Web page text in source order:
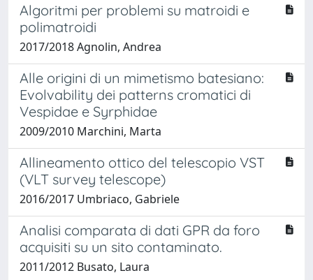
Algoritmi per problemi su matroidi e
polimatroidi
2017/2018 Agnolin, Andrea
Alle origini di un mimetismo batesiano:
Evolvability dei patterns cromatici di
Vespidae e Syrphidae
2009/2010 Marchini, Marta
Allineamento ottico del telescopio VST
(VLT survey telescope)
2016/2017 Umbriaco, Gabriele
Analisi comparata di dati GPR da foro
acquisiti su un sito contaminato.
2011/2012 Busato, Laura